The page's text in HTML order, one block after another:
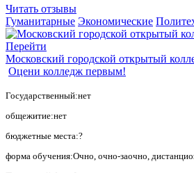
Читать отзывы
Гуманитарные Экономические
Перейти
Московский городской открытый
Оцени колледж первым!
Государственный:нет
общежитие:нет
бюджетные места:?
форма обучения:Очно, очно-заочно,